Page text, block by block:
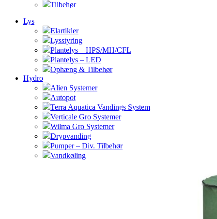
Tilbehør
Lys
Elartikler
Lysstyring
Plantelys – HPS/MH/CFL
Plantelys – LED
Ophæng & Tilbehør
Hydro
Alien Systemer
Autopot
Terra Aquatica Vandings System
Verticale Gro Systemer
Wilma Gro Systemer
Drypvanding
Pumper – Div. Tilbehør
Vandkøling